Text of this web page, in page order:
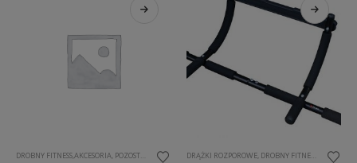
DROBNY FITNESS,AKCESORIA, POZOSTAŁE SIŁOWNIA/FITNESSDRĄŻKI ROZPOROWE, DROBNY FITNESS,AKCESORIA